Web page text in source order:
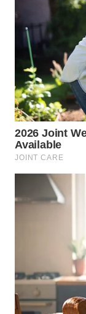
GORONTALO
WN
SULUT
WN
MALUKU
MALUT
WN
WN
NIAS